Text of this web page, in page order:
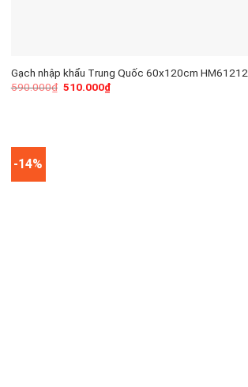
Gạch nhập khẩu Trung Quốc 60x120cm HM61212
590.000₫ 510.000₫
-14%